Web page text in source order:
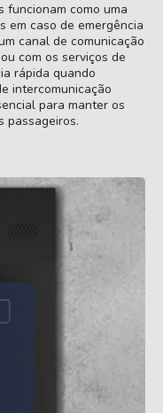
funcionam como uma
em caso de emergência
canal de comunicação
com os serviços de
rápida quando
intercomunicação
para manter os
passageiros.